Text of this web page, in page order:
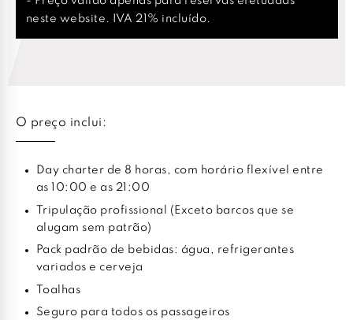
neste website. IVA 21% incluído.
O preço inclui:
Day charter de 8 horas, com horário flexível entre
as 10:00 e as 21:00
Tripulação profissional (Exceto barcos que se
alugam sem patrão)
Pack padrão de bebidas: água, refrigerantes
variados e cerveja
Toalhas
Seguro para todos os passageiros